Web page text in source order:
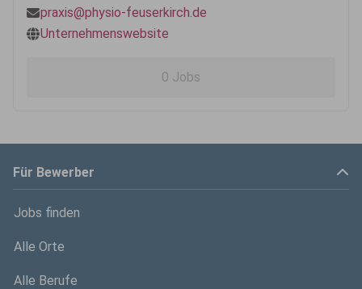
praxis@physio-feuserkirch.de
Unternehmenswebsite
0 Jobs
Für Bewerber
Jobs finden
Alle Orte
Alle Berufe